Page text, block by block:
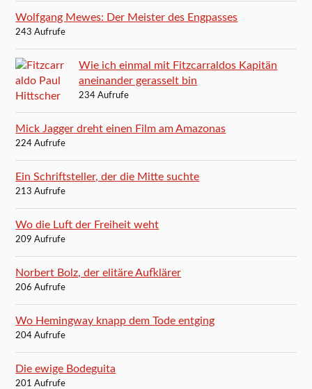
Wolfgang Mewes: Der Meister des Engpasses
243 Aufrufe
Wie ich einmal mit Fitzcarraldos Kapitän
aneinander gerasselt bin
234 Aufrufe
Mick Jagger dreht einen Film am Amazonas
224 Aufrufe
Ein Schriftsteller, der die Mitte suchte
213 Aufrufe
Wo die Luft der Freiheit weht
209 Aufrufe
Norbert Bolz, der elitäre Aufklärer
206 Aufrufe
Wo Hemingway knapp dem Tode entging
204 Aufrufe
Die ewige Bodeguita
201 Aufrufe